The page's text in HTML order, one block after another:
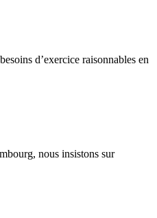
d’exercice raisonnables en
nous insistons sur